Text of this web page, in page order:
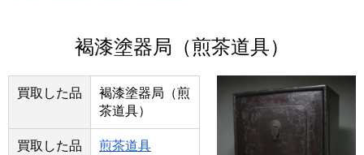
褐漆塗器局（煎茶道具）
買取した品
褐漆塗器局（煎
茶道具）
買取した品
煎茶道具